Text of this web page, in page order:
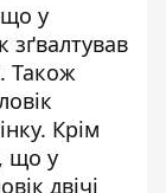
що у
зґвалтував
. Також
. Крім
що у
двічі